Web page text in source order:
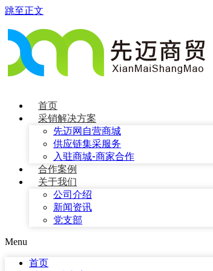
跳至正文
首页
采销解决方案
先迈网自营商城
供应链集采服务
入驻商城-商家合作
合作案例
关于我们
公司介绍
新闻资讯
党支部
Menu
首页